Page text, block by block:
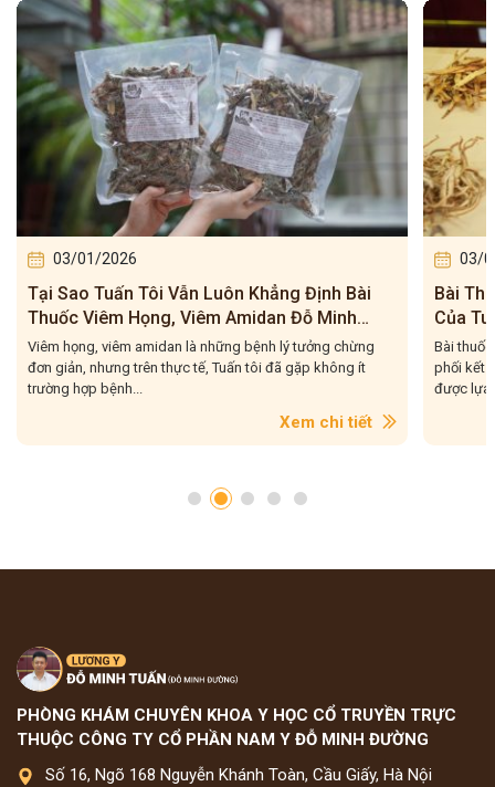
03/01/2026
Bài Thuốc Chữa Viêm Họng, Viêm Amidan
Của Tuấn Tôi: Kết Tinh Từ Hàng Chục Dược
Liệu Quý, CHUẨN – LÀNH – SẠCH
Bài thuốc chữa viêm họng, viêm amidan của Tuấn tôi được
phối kết từ hàng chục dược liệu khác nhau, mỗi vị đều
được lựa...
Xem chi tiết
03/
Chi
Viêm
Tôi –
Tuấn tôi
trạng
nên...
PHÒNG KHÁM CHUYÊN KHOA Y HỌC CỔ TRUYỀN TRỰC
THUỘC CÔNG TY CỔ PHẦN NAM Y ĐỖ MINH ĐƯỜNG
Số 16, Ngõ 168 Nguyễn Khánh Toàn, Cầu Giấy, Hà Nội